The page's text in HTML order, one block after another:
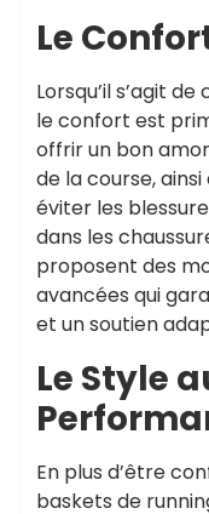
Le
Lorsqu’il s’agit
le confort est
offrir un bon
de la course,
éviter les
dans les
proposent des
avancées qui
et un soutien
Le Style
En plus d’être
baskets de